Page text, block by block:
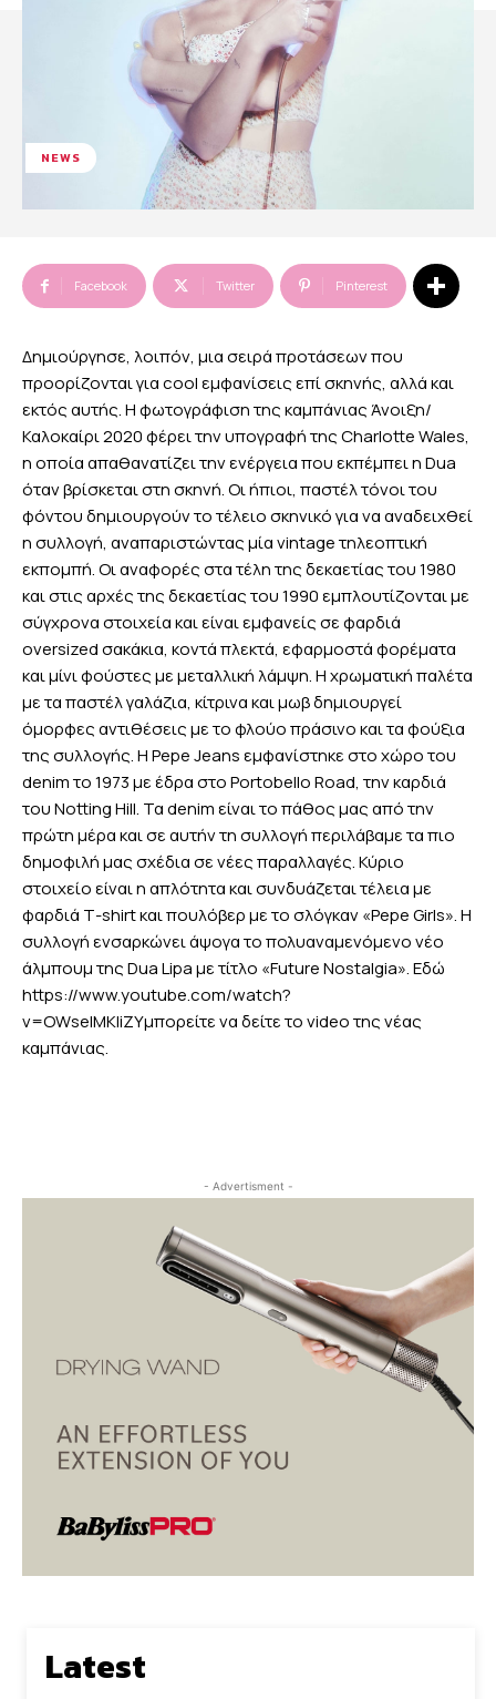
NEWS
Facebook Twitter Pinterest
Δημιούργησε, λοιπόν, μια σειρά προτάσεων που
προορίζονται για cool εμφανίσεις επί σκηνής, αλλά και
εκτός αυτής. Η φωτογράφιση της καμπάνιας Άνοιξη/
Καλοκαίρι 2020 φέρει την υπογραφή της Charlotte Wales,
η οποία απαθανατίζει την ενέργεια που εκπέμπει η Dua
όταν βρίσκεται στη σκηνή. Οι ήπιοι, παστέλ τόνοι του
φόντου δημιουργούν το τέλειο σκηνικό για να αναδειχθεί
η συλλογή, αναπαριστώντας μία vintage τηλεοπτική
εκπομπή. Οι αναφορές στα τέλη της δεκαετίας του 1980
και στις αρχές της δεκαετίας του 1990 εμπλουτίζονται με
σύγχρονα στοιχεία και είναι εμφανείς σε φαρδιά
oversized σακάκια, κοντά πλεκτά, εφαρμοστά φορέματα
και μίνι φούστες με μεταλλική λάμψη. Η χρωματική παλέτα
με τα παστέλ γαλάζια, κίτρινα και μωβ δημιουργεί
όμορφες αντιθέσεις με το φλούο πράσινο και τα φούξια
της συλλογής. Η Pepe Jeans εμφανίστηκε στο χώρο του
denim το 1973 με έδρα στο Portobello Road, την καρδιά
του Notting Hill. Τα denim είναι το πάθος μας από την
πρώτη μέρα και σε αυτήν τη συλλογή περιλάβαμε τα πιο
δημοφιλή μας σχέδια σε νέες παραλλαγές. Κύριο
στοιχείο είναι η απλότητα και συνδυάζεται τέλεια με
φαρδιά Τ-shirt και πουλόβερ με το σλόγκαν «Pepe Girls». Η
συλλογή ενσαρκώνει άψογα το πολυαναμενόμενο νέο
άλμπουμ της Dua Lipa με τίτλο «Future Nostalgia». Εδώ
https://www.youtube.com/watch?
v=OWselMKliZYμπορείτε να δείτε το video της νέας
καμπάνιας.
- Advertisment -
Latest